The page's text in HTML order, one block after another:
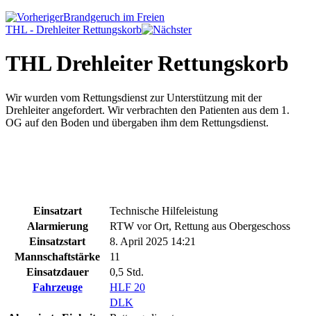
Brandgeruch im Freien
THL - Drehleiter Rettungskorb
THL Drehleiter Rettungskorb
Wir wurden vom Rettungsdienst zur Unterstützung mit der
Drehleiter angefordert. Wir verbrachten den Patienten aus dem 1.
OG auf den Boden und übergaben ihm dem Rettungsdienst.
Einsatzart
Technische Hilfeleistung
Alarmierung
RTW vor Ort, Rettung aus Obergeschoss
Einsatzstart
8. April 2025 14:21
Mannschaftstärke
11
Einsatzdauer
0,5 Std.
Fahrzeuge
HLF 20
DLK